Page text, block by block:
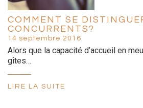
COMMENT SE
CONCURRENTS?
14 septembre 2016
Alors que la capacité d’accueil en
gîtes…
LIRE LA SUITE